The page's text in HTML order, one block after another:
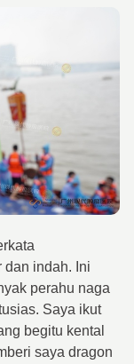
dan indah. Ini
perahu naga
Saya ikut
begitu kental
saya dragon